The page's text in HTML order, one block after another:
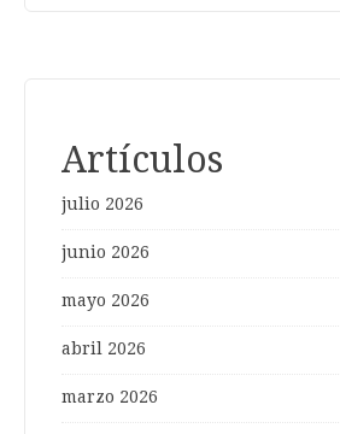
Artículos
julio 2026
junio 2026
mayo 2026
abril 2026
marzo 2026